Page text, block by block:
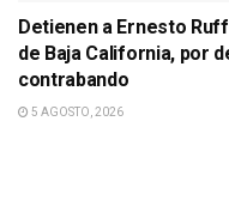
Detienen a Ernesto
de Baja California, por
contrabando
5 AGOSTO, 2026